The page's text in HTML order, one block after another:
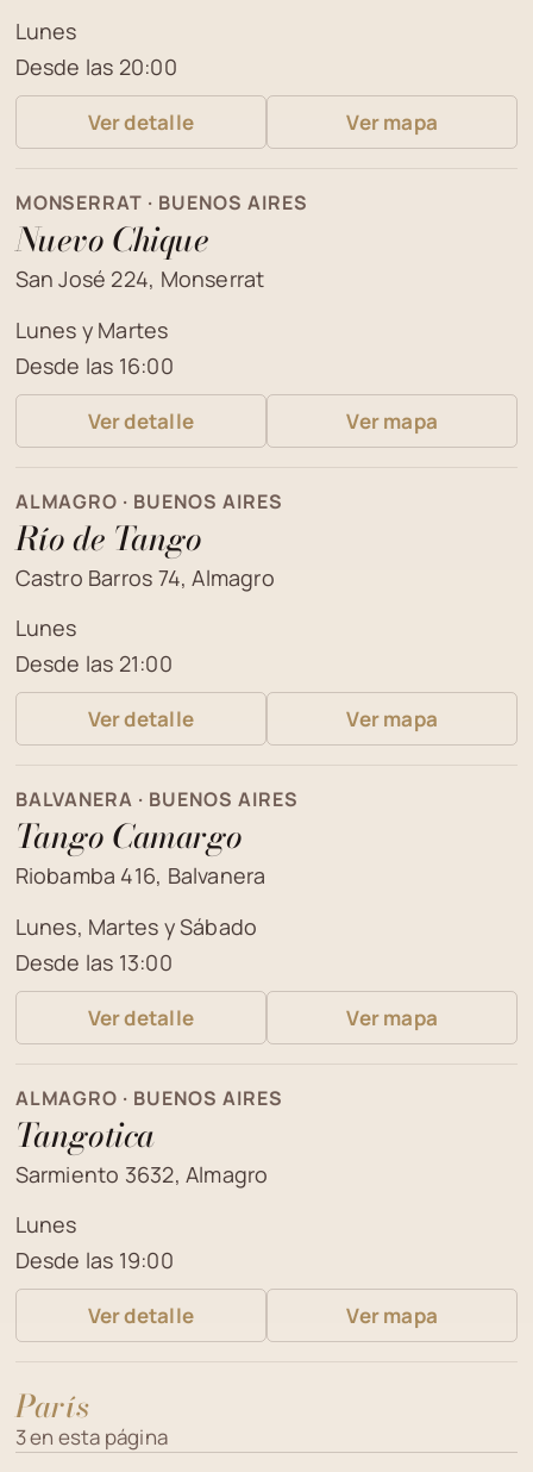
Lunes
Desde las 20:00
Ver detalle Ver mapa
MONSERRAT · BUENOS AIRES
Nuevo Chique
San José 224, Monserrat
Lunes y Martes
Desde las 16:00
Ver detalle Ver mapa
ALMAGRO · BUENOS AIRES
Río de Tango
Castro Barros 74, Almagro
Lunes
Desde las 21:00
Ver detalle Ver mapa
BALVANERA · BUENOS AIRES
Tango Camargo
Riobamba 416, Balvanera
Lunes, Martes y Sábado
Desde las 13:00
Ver detalle Ver mapa
ALMAGRO · BUENOS AIRES
Tangotica
Sarmiento 3632, Almagro
Lunes
Desde las 19:00
Ver detalle Ver mapa
París
3 en esta página